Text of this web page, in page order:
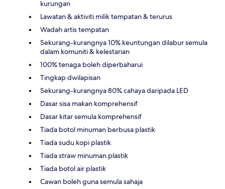
kurungan
Lawatan & aktiviti milik tempatan & terurus
Wadah artis tempatan
Sekurang-kurangnya 10% keuntungan dilabur semula
dalam komuniti & kelestarian
100% tenaga boleh diperbaharui
Tingkap dwilapisan
Sekurang-kurangnya 80% cahaya daripada LED
Dasar sisa makan komprehensif
Dasar kitar semula komprehensif
Tiada botol minuman berbusa plastik
Tiada sudu kopi plastik
Tiada straw minuman plastik
Tiada botol air plastik
Cawan boleh guna semula sahaja